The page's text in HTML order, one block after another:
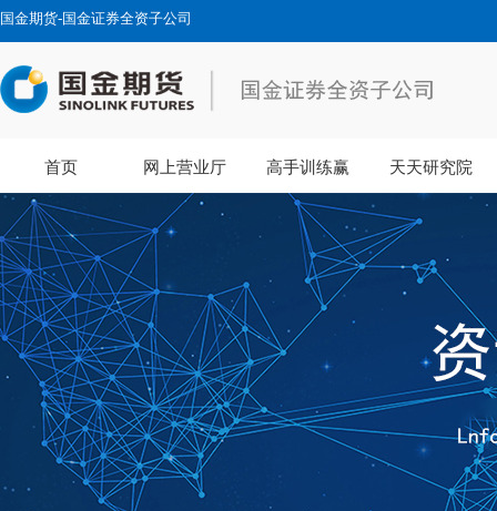
国金期货-国金证券全资子公司
首页 网上营业厅 高手训练赢 天天研究院